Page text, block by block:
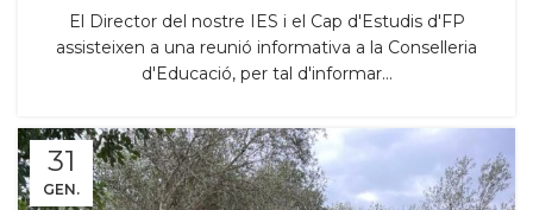
El Director del nostre IES i el Cap d'Estudis d'FP
assisteixen a una reunió informativa a la Conselleria
d'Educació, per tal d'informar...
31
GEN.